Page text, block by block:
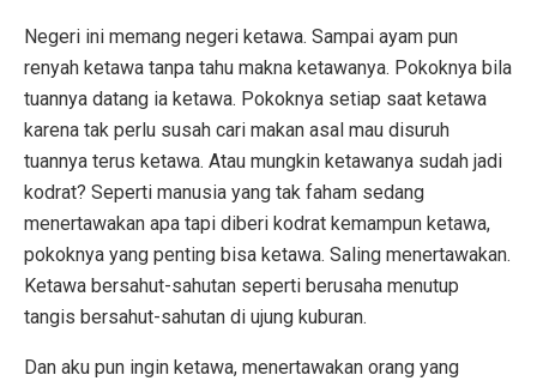
Negeri ini memang negeri ketawa. Sampai ayam pun
renyah ketawa tanpa tahu makna ketawanya. Pokoknya bila
tuannya datang ia ketawa. Pokoknya setiap saat ketawa
karena tak perlu susah cari makan asal mau disuruh
tuannya terus ketawa. Atau mungkin ketawanya sudah jadi
kodrat? Seperti manusia yang tak faham sedang
menertawakan apa tapi diberi kodrat kemampun ketawa,
pokoknya yang penting bisa ketawa. Saling menertawakan.
Ketawa bersahut-sahutan seperti berusaha menutup
tangis bersahut-sahutan di ujung kuburan.
Dan aku pun ingin ketawa, menertawakan orang yang